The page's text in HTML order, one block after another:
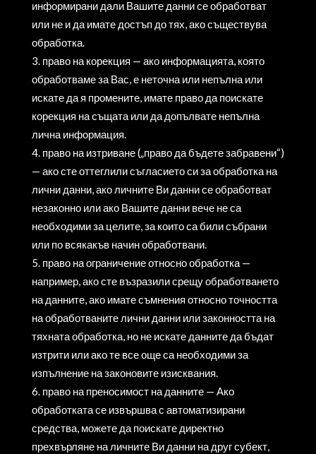
информирани дали Вашите данни се обработват
или не и да имате достъп до тях, ако съществува
обработка.
право на корекция — ако информацията, която
обработваме за Вас, е неточна или непълна или
искате да я промените, имате право да поискате
корекция на същата или да допълвате непълна
лична информация.
право на изтриване („право да бъдете забравени“)
— ако сте оттеглили съгласието си за обработка на
лични данни, ако личните Ви данни се обработват
незаконно или ако Вашите данни вече не са
необходими за целите, за които са били събрани
или по всякакъв начин обработвани.
право на ограничение относно обработка —
например, ако сте възразили срещу обработването
на данните, ако имате съмнения относно точността
на обработваните лични данни или законността на
тяхната обработка, но не искате данните да бъдат
изтрити или ако те все още са необходими за
изпълнение на законовите изисквания.
право на преносимост на данните — Ако
обработката се извършва с автоматизирани
средства, можете да поискате директно
прехвърляне на личните Ви данни на друг субект,